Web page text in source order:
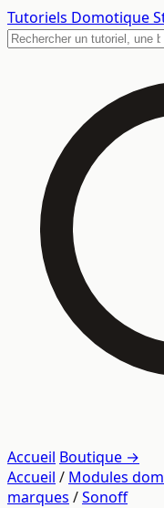
Tutoriels Domotique
Accueil Boutique →
Accueil / Modules
marques /Sonoff